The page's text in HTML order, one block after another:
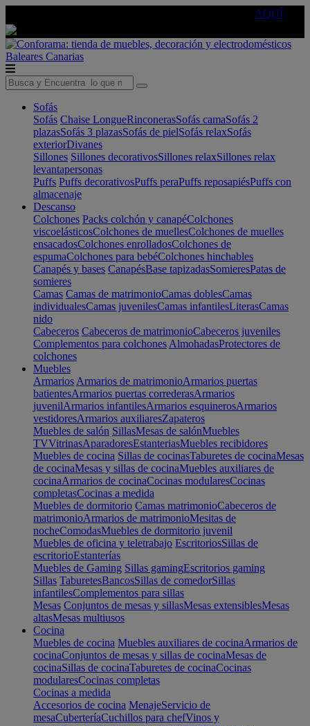
AQUÍ
Baleares Canarias
Sofás
Sofás Chaise LongueRinconerasSofás camaSofás 2
plazasSofás 3 plazasSofás de pielSofás relaxSofás
exteriorDivanes
Sillones Sillones decorativosSillones relaxSillones relax
levantapersonas
Puffs Puffs decorativosPuffs peraPuffs reposapiésPuffs con
almacenaje
Descanso
Colchones Packs colchón y canapéColchones
viscoelásticosColchones de muellesColchones de muelles
ensacadosColchones enrolladosColchones de
espumaColchones para bebéColchones hinchables
Canapés y bases CanapésBase tapizadasSomieresPatas de
somieres
Camas Camas de matrimonioCamas doblesCamas
individualesCamas juvenilesCamas infantilesLiterasCamas
nido
Cabeceros Cabeceros de matrimonioCabeceros juveniles
Complementos para colchones AlmohadasProtectores de
colchones
Muebles
Armarios Armarios de matrimonioArmarios puertas
batientesArmarios puertas correderasArmarios
juvenilArmarios infantilesArmarios esquinerosArmarios
vestidoresArmarios auxiliaresZapateros
Muebles de salón SillasMesas de salónMuebles
TVVitrinasAparadoresEstanteriasMuebles recibidores
Muebles de cocina Sillas de cocinasTaburetes de cocinaMesas
de cocinaMesas y sillas de cocinaMuebles auxiliares de
cocinaArmarios de cocinaCocinas modularesCocinas
completasCocinas a medida
Muebles de dormitorio Camas matrimonioCabeceros de
matrimonioArmarios de matrimonioMesitas de
nocheComodasMuebles de dormitorio juvenil
Muebles de oficina y teletrabajo EscritoriosSillas de
escritorioEstanterías
Muebles de Gaming Sillas gamingEscritorios gaming
Sillas TaburetesBancosSillas de comedorSillas
infantilesComplementos para sillas
Mesas Conjuntos de mesas y sillasMesas extensiblesMesas
altasMesas multiusos
Cocina
Muebles de cocina Muebles auxiliares de cocinaArmarios de
cocinaConjuntos de mesas y sillas de cocinaMesas de
cocinaSillas de cocinaTaburetes de cocinaCocinas
modularesCocinas completas
Cocinas a medida
Accesorios de cocina MenajeServicio de
mesaCuberteríaCuchillos para chefVinos y